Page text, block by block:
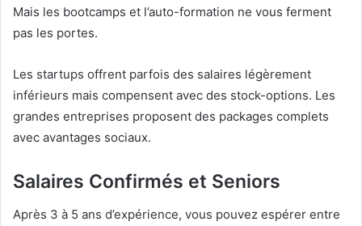
Mais les bootcamps et l’auto-formation ne vous ferment
pas les portes.
Les startups offrent parfois des salaires légèrement
inférieurs mais compensent avec des stock-options. Les
grandes entreprises proposent des packages complets
avec avantages sociaux.
Salaires Confirmés et Seniors
Après 3 à 5 ans d’expérience, vous pouvez espérer entre